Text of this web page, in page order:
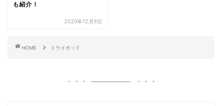
も紹介！
2020年12月9日
HOME トライポッド